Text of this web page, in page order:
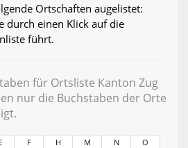
Ortschaften augelistet:
durch einen Klick auf die
führt.
für Ortsliste Kanton Zug
nur die Buchstaben der Orte
F H M N O